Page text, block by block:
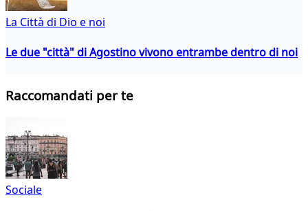
La Città di Dio e noi
Le due "città" di Agostino vivono entrambe dentro di noi
Raccomandati per te
Sociale